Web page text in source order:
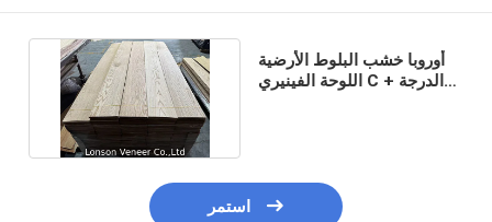
أوروبا خشب البلوط الأرضية
اللوحة الفينيري C + الدرجة
استمر